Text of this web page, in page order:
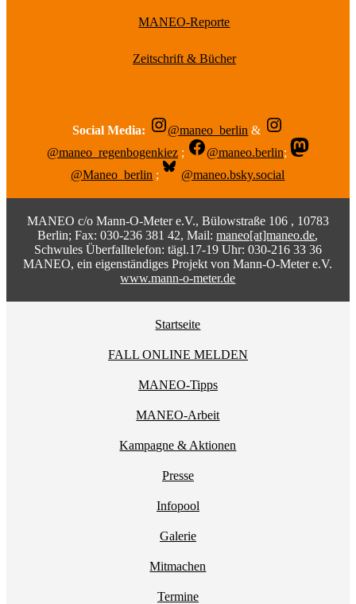
MANEO-Reporte
Zeitschrift & Bücher
Social Media: @maneo_berlin &
@maneo_regenbogenkiez ; @maneo.berlin;
@Maneo_berlin ; @maneo.bsky.social
MANEO c/o Mann-O-Meter e.V., Bülowstraße 106 , 10783
Berlin; Fax: 030-236 381 42, Mail:maneo[at]maneo.de,
Schwules Überfalltelefon: tägl.17-19 Uhr: 030-216 33 36
MANEO, ein eigenständiges Projekt von Mann-O-Meter e.V.
www.mann-o-meter.de
Startseite
FALL ONLINE MELDEN
MANEO-Tipps
MANEO-Arbeit
Kampagne & Aktionen
Presse
Infopool
Galerie
Mitmachen
Termine